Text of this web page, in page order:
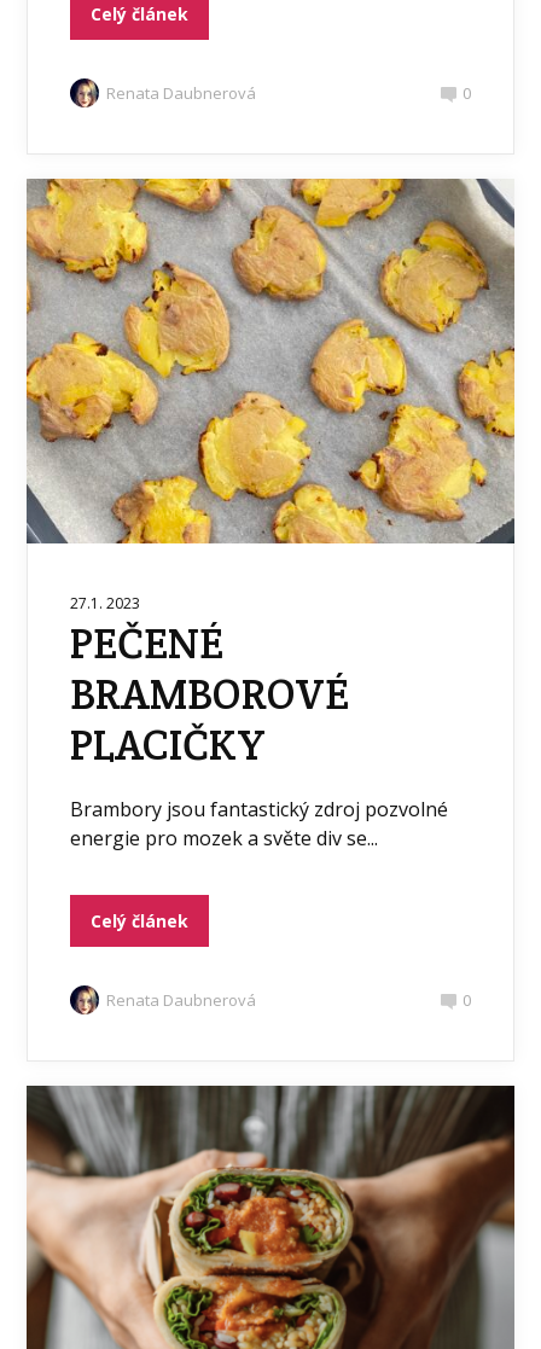
Celý článek
Renata Daubnerová 0
27.1. 2023
PEČENÉ
BRAMBOROVÉ
PLACIČKY
Brambory jsou fantastický zdroj pozvolné
energie pro mozek a světe div se...
Celý článek
Renata Daubnerová 0